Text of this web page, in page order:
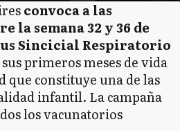
convoca a las
la semana 32 y 36 de
Sincicial Respiratorio
primeros meses de vida
constituye una de las
infantil. La campaña
los vacunatorios